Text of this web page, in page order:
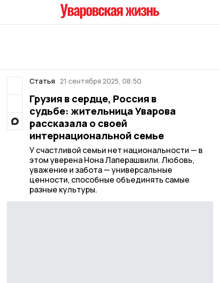
Статья 21 сентября 2025, 08:50
Грузия в сердце, Россия в
судьбе: жительница Уварова
рассказала о своей
интернациональной семье
У счастливой семьи нет национальности — в
этом уверена Нона Лаперашвили. Любовь,
уважение и забота — универсальные
ценности, способные объединять самые
разные культуры.